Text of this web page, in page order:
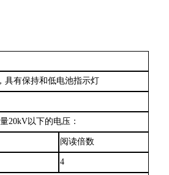
具有保持和低电池指示灯
20kV以下的电压：
阅读倍数
4